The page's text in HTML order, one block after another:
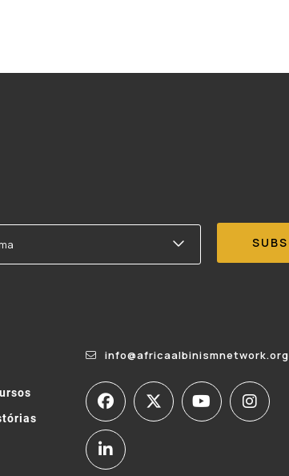
info@africaalbinismnetwork.org